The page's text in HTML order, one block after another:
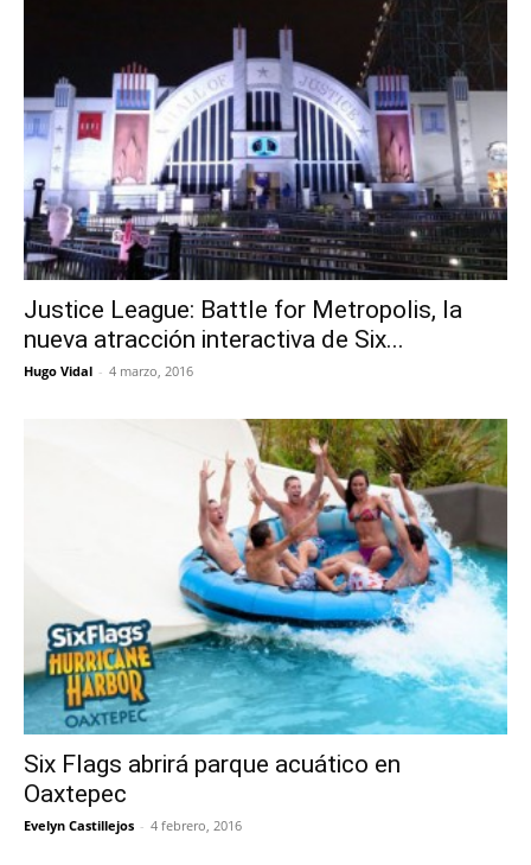
Justice League: Battle for Metropolis, la
nueva atracción interactiva de Six...
Hugo Vidal - 4 marzo, 2016
Six Flags abrirá parque acuático en
Oaxtepec
Evelyn Castillejos - 4 febrero, 2016